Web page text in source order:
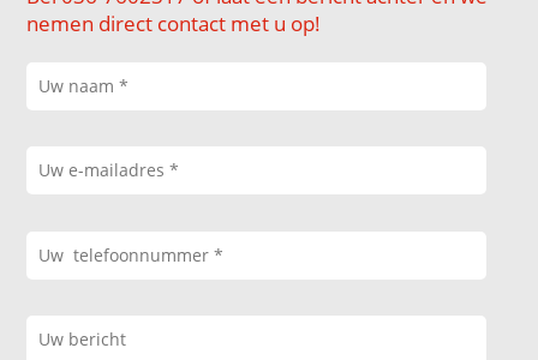
nemen direct contact met u op!